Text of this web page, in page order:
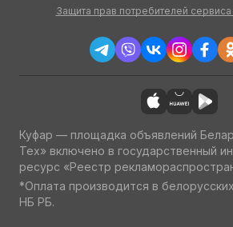
Защита прав потребителей
Куфар — площадка объявлений
Тех» включено в государственный
ресурс «Реестр
*Оплата производится в
НБ РБ.